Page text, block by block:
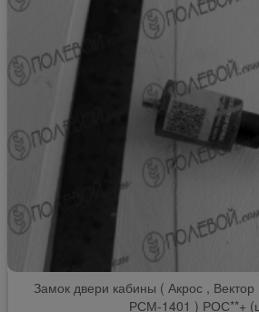
Замок двери кабины ( Акрос ,
РСМ-1401 ) РОС**+